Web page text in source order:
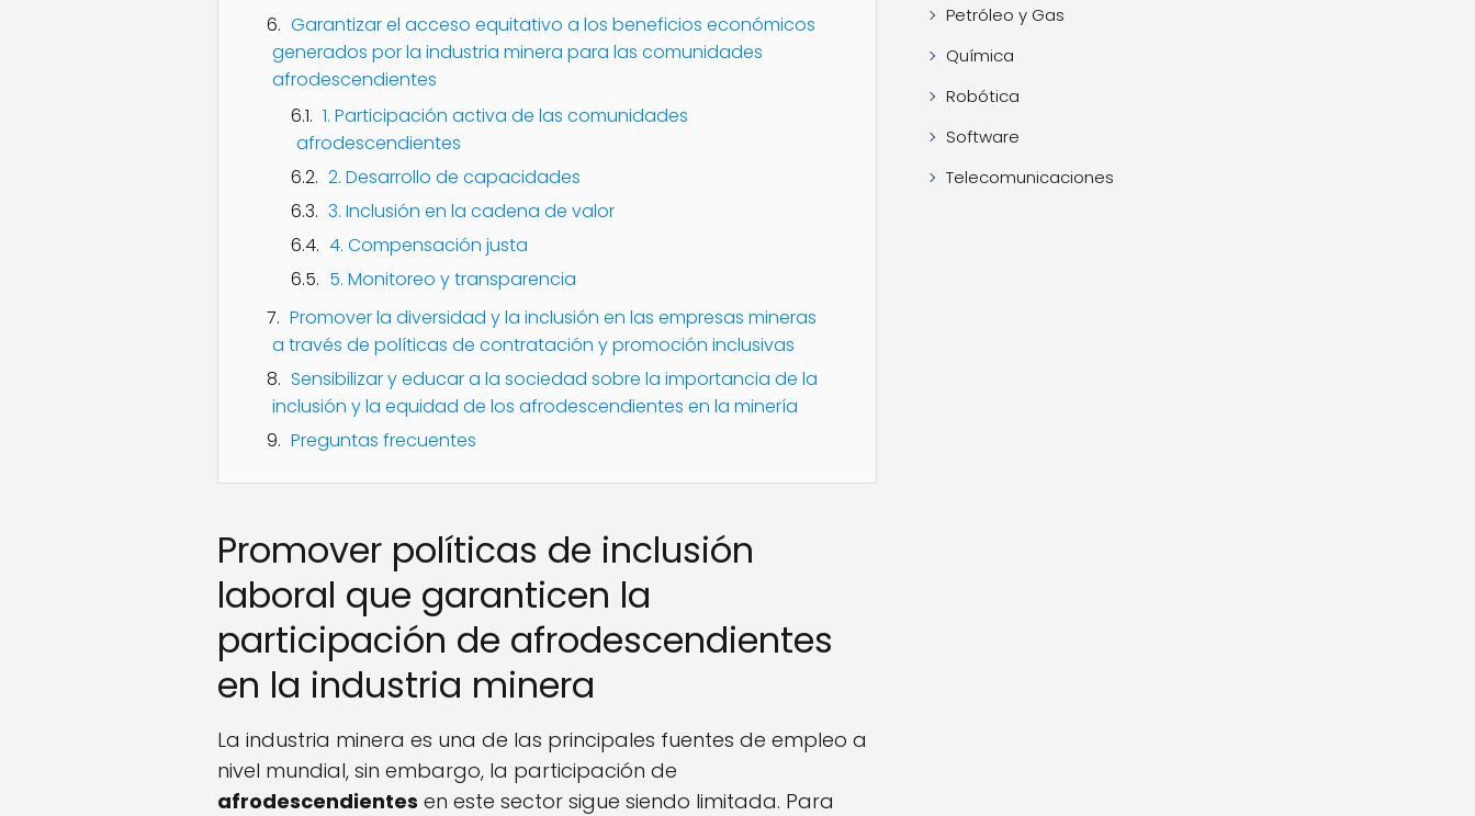
Garantizar el acceso equitativo a los beneficios económicos
generados por la industria minera para las comunidades
afrodescendientes
1. Participación activa de las comunidades
afrodescendientes
2. Desarrollo de capacidades
3. Inclusión en la cadena de valor
4. Compensación justa
5. Monitoreo y transparencia
Promover la diversidad y la inclusión en las empresas mineras
a través de políticas de contratación y promoción inclusivas
Sensibilizar y educar a la sociedad sobre la importancia de la
inclusión y la equidad de los afrodescendientes en la minería
Preguntas frecuentes
Promover políticas de inclusión
laboral que garanticen la
participación de afrodescendientes
en la industria minera
La industria minera es una de las principales fuentes de empleo a
nivel mundial, sin embargo, la participación de
afrodescendientes en este sector sigue siendo limitada. Para
Petróleo y Gas
Química
Robótica
Software
Telecomunicaciones